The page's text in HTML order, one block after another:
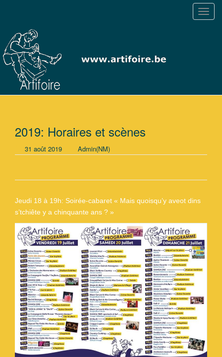
T
a
2019: Horaires et scènes
31 août 2019 Admin(NM)
Jeudi 18 à 19h: Soirée-cabaret « Mais quoisqu’y aveot dins
s’tchiête y a chinquante ans ? »